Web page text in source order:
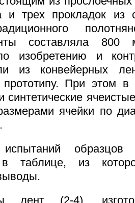
и трех прокладок из
составляла
изобретению и
из конвейерных
прототипу. При этом в
синтетические
ячейки по
испытаний образцов
таблице, из
лент (2-4),